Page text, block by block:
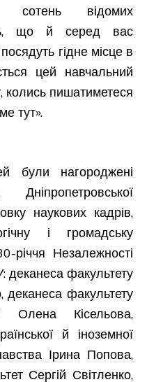
сотень відомих
що й серед вас
гідне місце в
цей навчальний
колись пишатиметеся
тут».
були нагороджені
наукових кадрів,
і громадську
річчя Незалежності
деканеса факультету
деканеса факультету
Олена Кісельова,
й іноземної
Ірина Попова,
Сергій Світленко,